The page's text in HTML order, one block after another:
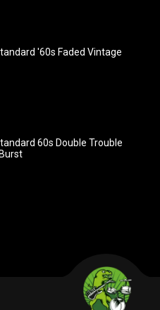
'60s Faded Vintage
60s Double Trouble